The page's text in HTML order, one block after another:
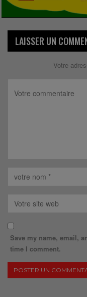
LAISSER UN
Votre
Save my name, email,
time I comment.